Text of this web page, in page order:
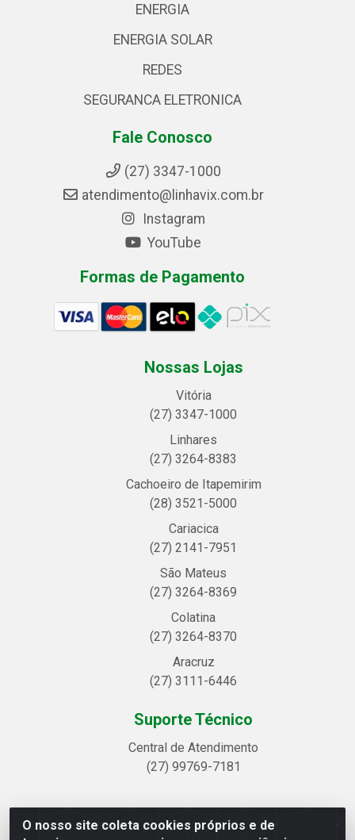
O nosso site coleta cookies próprios e de
ENERGIA
ENERGIA SOLAR
REDES
SEGURANCA ELETRONICA
Fale Conosco
(27) 3347-1000
atendimento@linhavix.com.br
Instagram
YouTube
Formas de Pagamento
Nossas Lojas
Vitória
(27) 3347-1000
Linhares
(27) 3264-8383
Cachoeiro de Itapemirim
(28) 3521-5000
Cariacica
(27) 2141-7951
São Mateus
(27) 3264-8369
Colatina
(27) 3264-8370
Aracruz
(27) 3111-6446
Suporte Técnico
Central de Atendimento
(27) 99769-7181
Linhavix Distribuidora LTDA - Avenida Alegre, 2521 -